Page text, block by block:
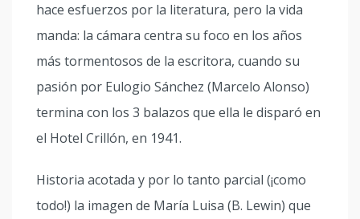
hace esfuerzos por la literatura, pero la vida
manda: la cámara centra su foco en los años
más tormentosos de la escritora, cuando su
pasión por Eulogio Sánchez (Marcelo Alonso)
termina con los 3 balazos que ella le disparó en
el Hotel Crillón, en 1941.
Historia acotada y por lo tanto parcial (¡como
todo!) la imagen de María Luisa (B. Lewin) que